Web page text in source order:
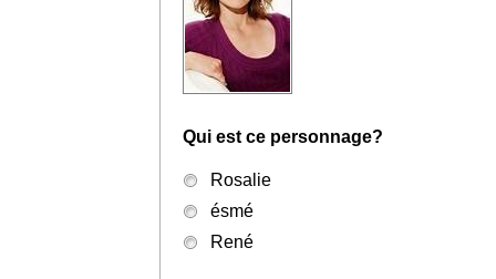
Qui est ce personnage?
Rosalie
ésmé
René